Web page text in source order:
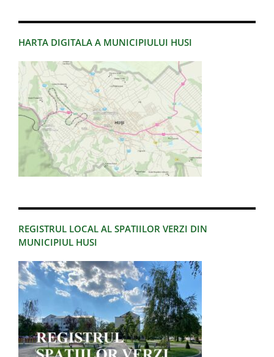
HARTA DIGITALA A MUNICIPIULUI HUSI
REGISTRUL LOCAL AL SPATIILOR VERZI DIN
MUNICIPIUL HUSI